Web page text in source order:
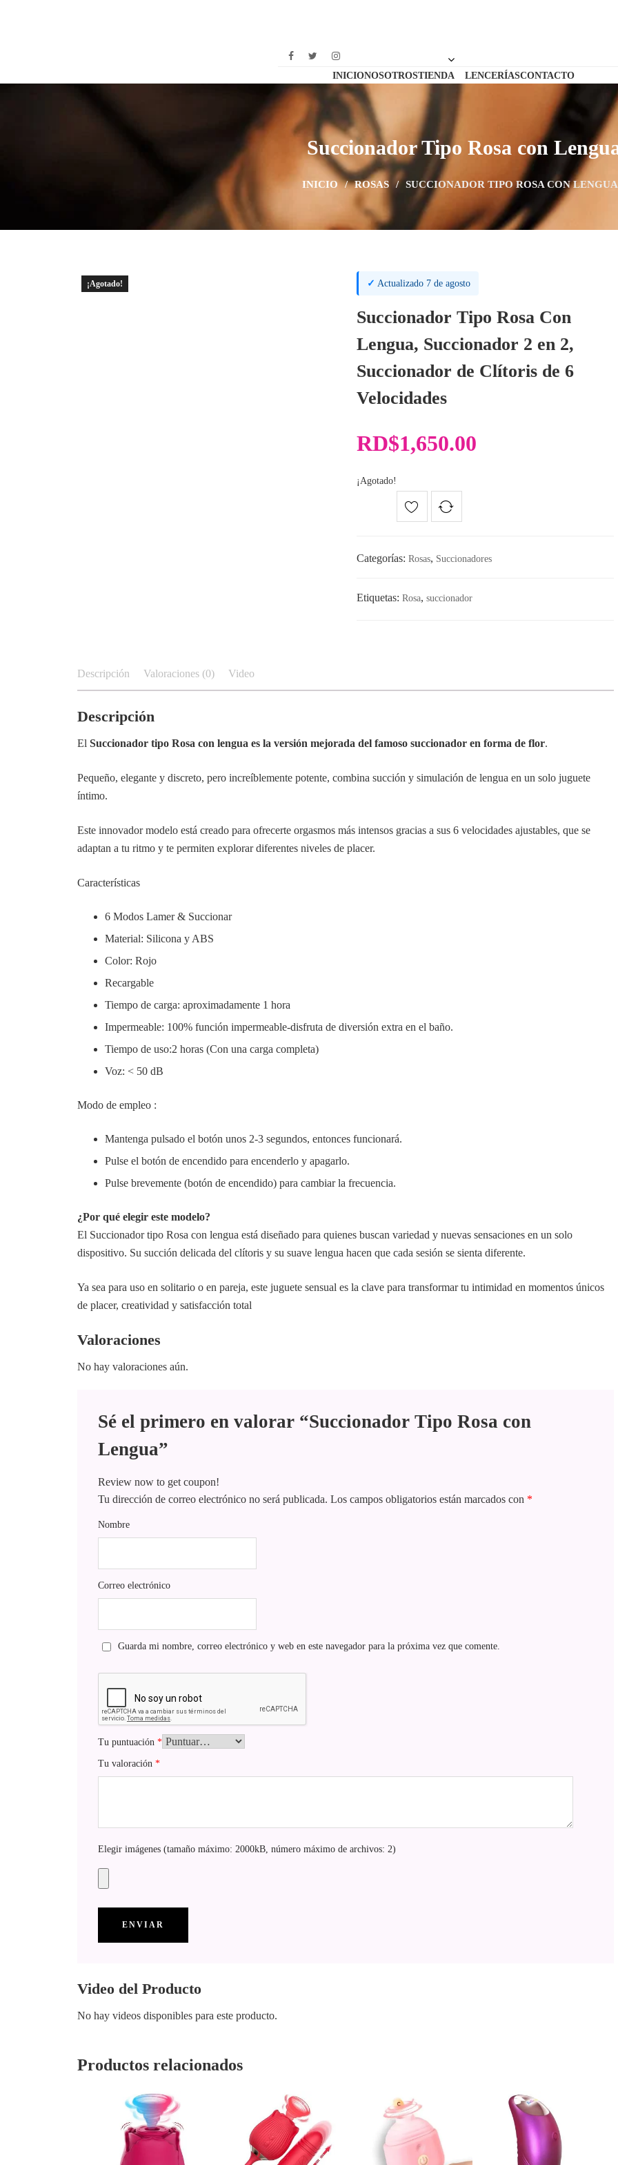
INICIONOSOTROSTIENDA LENCERÍASCONTACTO
Succionador Tipo Rosa con
INICIO / ROSAS / SUCCIONADOR TIPO ROSA CON LENGUA
¡Agotado! ✓ Actualizado 7 de agosto
Succionador Tipo Rosa Con
Lengua, Succionador 2 en 2,
Succionador de Clítoris de 6
Velocidades
RD$1,650.00
¡Agotado!
Categorías: Rosas, Succionadores
Etiquetas: Rosa, succionador
Descripción Valoraciones (0) Video
Descripción
El Succionador tipo Rosa con lengua es la versión mejorada del famoso succionador en forma de flor.
Pequeño, elegante y discreto, pero increíblemente potente, combina succión y simulación de lengua en un solo juguete
íntimo.
Este innovador modelo está creado para ofrecerte orgasmos más intensos gracias a sus 6 velocidades ajustables, que se
adaptan a tu ritmo y te permiten explorar diferentes niveles de placer.
Características
6 Modos Lamer & Succionar
Material: Silicona y ABS
Color: Rojo
Recargable
Tiempo de carga: aproximadamente 1 hora
Impermeable: 100% función impermeable-disfruta de diversión extra en el baño.
Tiempo de uso:2 horas (Con una carga completa)
Voz: < 50 dB
Modo de empleo :
Mantenga pulsado el botón unos 2-3 segundos, entonces funcionará.
Pulse el botón de encendido para encenderlo y apagarlo.
Pulse brevemente (botón de encendido) para cambiar la frecuencia.
¿Por qué elegir este modelo?
El Succionador tipo Rosa con lengua está diseñado para quienes buscan variedad y nuevas sensaciones en un solo
dispositivo. Su succión delicada del clítoris y su suave lengua hacen que cada sesión se sienta diferente.
Ya sea para uso en solitario o en pareja, este juguete sensual es la clave para transformar tu intimidad en momentos únicos
de placer, creatividad y satisfacción total
Valoraciones
No hay valoraciones aún.
Sé el primero en valorar “Succionador Tipo Rosa con
Lengua”
Review now to get coupon!
Tu dirección de correo electrónico no será publicada. Los campos obligatorios están marcados con *
Nombre
Correo electrónico
Guarda mi nombre, correo electrónico y web en este navegador para la próxima vez que comente.
Tu puntuación *
Tu valoración *
Elegir imágenes (tamaño máximo: 2000kB, número máximo de archivos: 2)
Video del Producto
No hay videos disponibles para este producto.
Productos relacionados